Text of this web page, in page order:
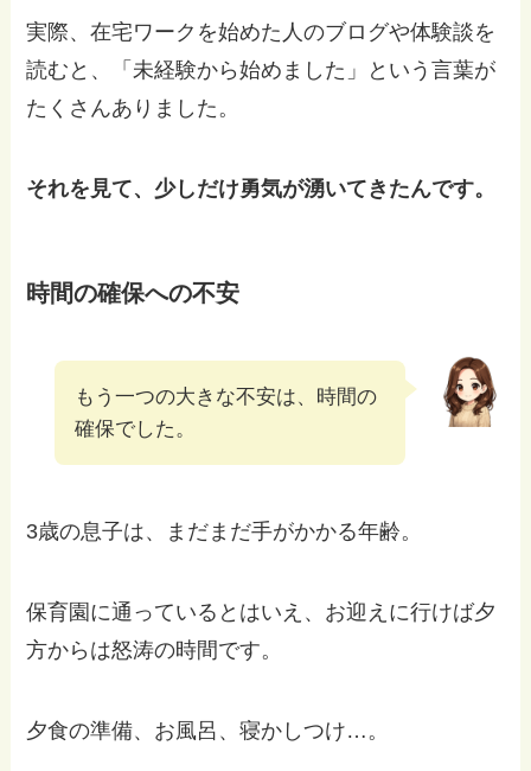
実際、在宅ワークを始めた人のブログや体験談を
読むと、「未経験から始めました」という言葉が
たくさんありました。
それを見て、少しだけ勇気が湧いてきたんです。
時間の確保への不安
もう一つの大きな不安は、時間の
確保でした。
3歳の息子は、まだまだ手がかかる年齢。
保育園に通っているとはいえ、お迎えに行けば夕
方からは怒涛の時間です。
夕食の準備、お風呂、寝かしつけ…。